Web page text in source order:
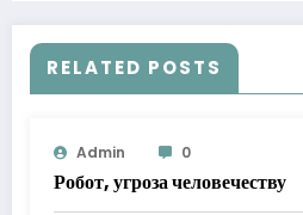
RELATED POSTS
Admin 0
Робот, угроза человечеству